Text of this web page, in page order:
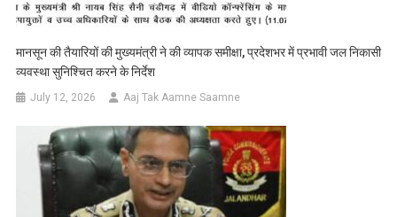
मानसून की तैयारियों की मुख्यमंत्री ने की व्यापक समीक्षा, प्रदेशभर में प्रभावी जल निकासी
व्यवस्था सुनिश्चित करने के निर्देश
July 12, 2026 Aaj Tak Aamne Saamne